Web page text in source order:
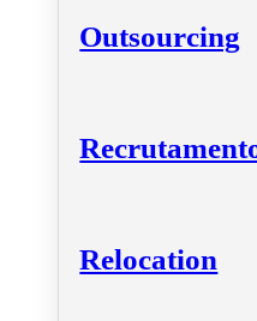
Outsourcing
Relocation